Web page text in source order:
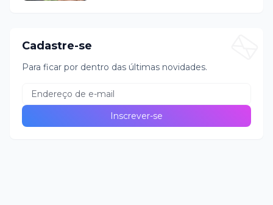
Cadastre-se
Para ficar por dentro das últimas novidades.